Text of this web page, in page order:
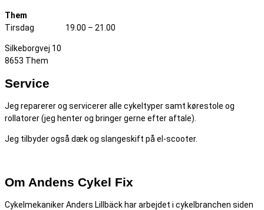
Them
Tirsdag
19.00 – 21.00
Silkeborgvej 10
8653 Them
Service
Jeg reparerer og servicerer alle cykeltyper samt kørestole og
rollatorer (jeg henter og bringer gerne efter aftale).
Jeg tilbyder også dæk og slangeskift på el-scooter.
Om Andens Cykel Fix
Cykelmekaniker Anders Lillbäck har arbejdet i cykelbranchen siden